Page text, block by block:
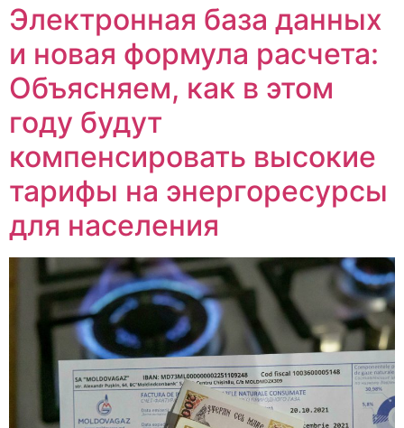
Электронная база данных
и новая формула расчета:
Объясняем, как в этом
году будут
компенсировать высокие
тарифы на энергоресурсы
для населения